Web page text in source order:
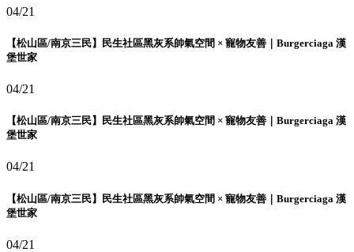
04/21
【松山區/南京三民】民生社區黑灰系帥氣空間 × 寵物友善｜Burgerciaga 漢
堡世家
04/21
【松山區/南京三民】民生社區黑灰系帥氣空間 × 寵物友善｜Burgerciaga 漢
堡世家
04/21
【松山區/南京三民】民生社區黑灰系帥氣空間 × 寵物友善｜Burgerciaga 漢
堡世家
04/21